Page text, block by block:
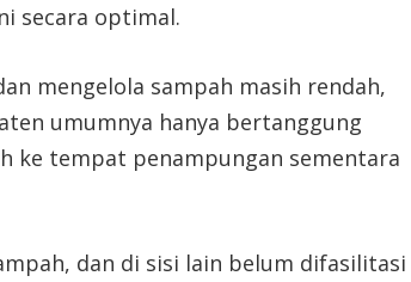
secara optimal.
mengelola sampah masih rendah,
umumnya hanya bertanggung
ke tempat penampungan sementara
dan di sisi lain belum difasilitasi